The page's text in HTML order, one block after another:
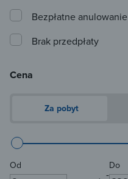
Bezpłatne anulowanie
Brak przedpłaty
Cena
Za pobyt
Od
-
Do